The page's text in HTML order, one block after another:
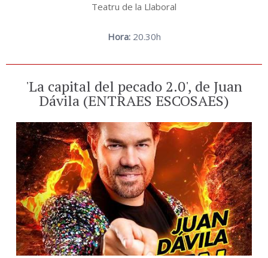
Teatru de la Llaboral
Hora:20.30h
'La capital del pecado 2.0', de Juan
Dávila (ENTRAES ESCOSAES)